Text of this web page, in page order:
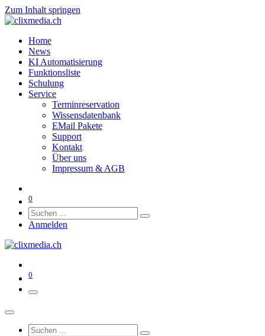
Zum Inhalt springen
Home
News
KI Automatisierung
Funktionsliste
Schulung
Service
Terminreservation
Wissensdatenbank
EMail Pakete
Support
Kontakt
Über uns
Impressum & AGB
0
Anmelden
0